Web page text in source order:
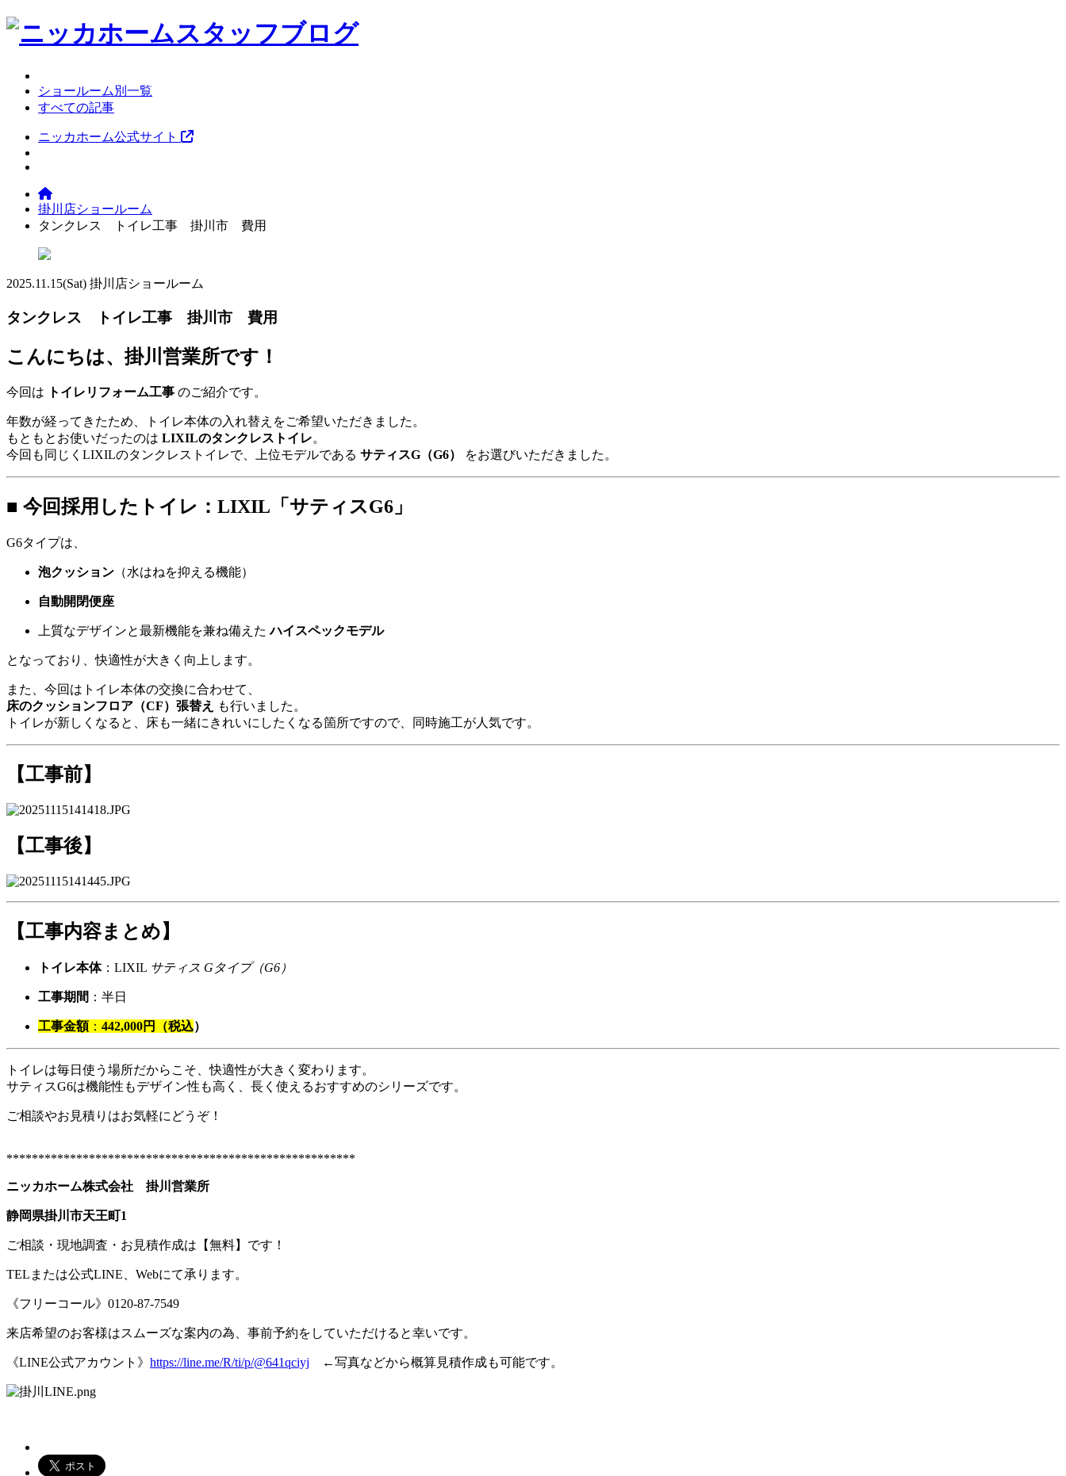
ショールーム別一覧
すべての記事
ニッカホーム公式サイト
掛川店ショールーム
タンクレス トイレ工事 掛川市 費用
2025.11.15(Sat) 掛川店ショールーム
タンクレス トイレ工事 掛川市 費用
こんにちは、掛川営業所です！
今回は トイレリフォーム工事 のご紹介です。
年数が経ってきたため、トイレ本体の入れ替えをご希望いただきました。
もともとお使いだったのは LIXILのタンクレストイレ。
今回も同じくLIXILのタンクレストイレで、上位モデルである サティスG（G6） をお選びいただきました。
■ 今回採用したトイレ：LIXIL「サティスG6」
G6タイプは、
泡クッション （水はねを抑える機能）
自動開閉便座
上質なデザインと最新機能を兼ね備えたハイスペックモデル
となっており、快適性が大きく向上します。
また、今回はトイレ本体の交換に合わせて、
床のクッションフロア（CF）張替え
も行いました。
トイレが新しくなると、床も一緒にきれいにしたくなる箇所ですので、同時施工が人気です。
【工事前】
【工事後】
【工事内容まとめ】
トイレ本体：LIXIL サティス Gタイプ（G6）
工事期間 ：半日
工事金額 ： 442,000円（税込）
トイレは毎日使う場所だからこそ、快適性が大きく変わります。
サティスG6は機能性もデザイン性も高く、長く使えるおすすめのシリーズです。
ご相談やお見積りはお気軽にどうぞ！
*******************************************************
ニッカホーム株式会社 掛川営業所
静岡県掛川市天王町1
ご相談・現地調査・お見積作成は【無料】です！
TELまたは公式LINE、Webにて承ります。
《フリーコール》0120-87-7549
来店希望のお客様はスムーズな案内の為、事前予約をしていただけると幸いです。
《LINE公式アカウント》 https://line.me/R/ti/p/@641qciyj ←写真などから概算見積作成も可能です。